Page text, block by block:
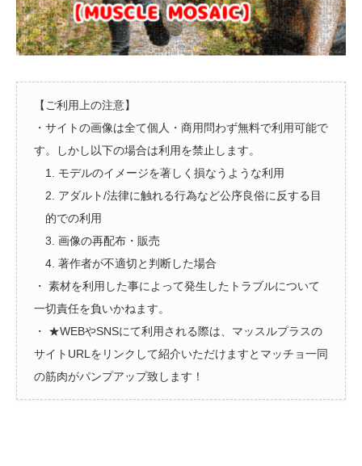
【ご利用上の注意】
・サイトの画像は全て個人・商用問わず無料で利用可能で
す。しかし以下の場合は利用を禁止します。
1. モデルのイメージを著しく損なうような利用
2. アダルト/法律に触れる行為など公序良俗に反する目
的での利用
3. 画像の再配布・販売
4. 著作者が不適切と判断した場合
・ 素材を利用した事によって発生したトラブルについて
一切責任を負いかねます。
・ ★WEBやSNSにて利用される際は、マッスルプラスの
サイトURLをリンクして紹介いただけますとマッチョ一同
の筋肉がパンプアップ致します！